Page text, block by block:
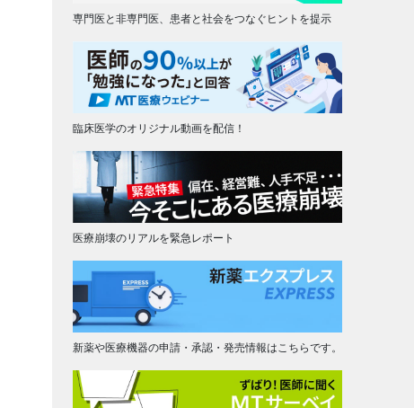
専門医と非専門医、患者と社会をつなぐヒントを提示
臨床医学のオリジナル動画を配信！
医療崩壊のリアルを緊急レポート
新薬や医療機器の申請・承認・発売情報はこちらです。